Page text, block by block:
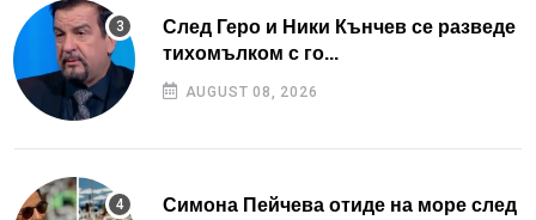
След Геро и Ники Кънчев се разведе
тихомълком с го...
AUGUST 08, 2026
Симона Пейчева отиде на море след